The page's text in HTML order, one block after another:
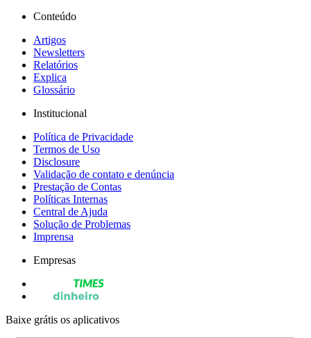
Conteúdo
Artigos
Newsletters
Relatórios
Explica
Glossário
Institucional
Política de Privacidade
Termos de Uso
Disclosure
Validação de contato e denúncia
Prestação de Contas
Políticas Internas
Central de Ajuda
Solução de Problemas
Imprensa
Empresas
Baixe grátis os aplicativos